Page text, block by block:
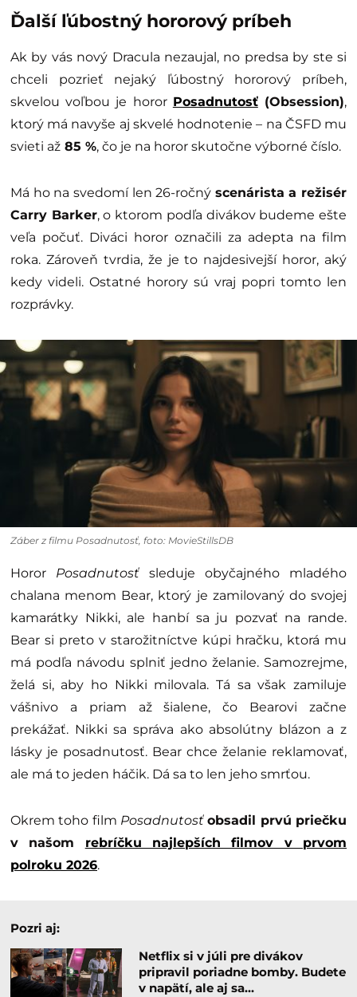
Ďalší ľúbostný hororový príbeh
Ak by vás nový Dracula nezaujal, no predsa by ste si
chceli pozrieť nejaký ľúbostný hororový príbeh,
skvelou voľbou je horor Posadnutosť(Obsession),
ktorý má navyše aj skvelé hodnotenie – na ČSFD mu
svieti až 85 %, čo je na horor skutočne výborné číslo.
Má ho na svedomí len 26-ročný scenárista a režisér
Carry Barker, o ktorom podľa divákov budeme ešte
veľa počuť. Diváci horor označili za adepta na film
roka. Zároveň tvrdia, že je to najdesivejší horor, aký
kedy videli. Ostatné horory sú vraj popri tomto len
rozprávky.
Záber z filmu Posadnutosť, foto: MovieStillsDB
Horor Posadnutosť sleduje obyčajného mladého
chalana menom Bear, ktorý je zamilovaný do svojej
kamarátky Nikki, ale hanbí sa ju pozvať na rande.
Bear si preto v starožitníctve kúpi hračku, ktorá mu
má podľa návodu splniť jedno želanie. Samozrejme,
želá si, aby ho Nikki milovala. Tá sa však zamiluje
vášnivo a priam až šialene, čo Bearovi začne
prekážať. Nikki sa správa ako absolútny blázon a z
lásky je posadnutosť. Bear chce želanie reklamovať,
ale má to jeden háčik. Dá sa to len jeho smrťou.
Okrem toho film Posadnutosťobsadil prvú priečku
v našom rebríčku najlepších filmov v prvom
polroku 2026.
Pozri aj:
Netflix si v júli pre divákov
pripravil poriadne bomby. Budete
v napätí, ale aj sa…